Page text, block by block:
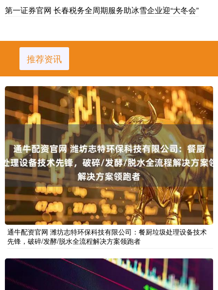
第一证券官网 长春税务全周期服务助冰雪企业迎“大冬会”
推荐资讯
通牛配资官网 潍坊志特环保科技有限公司：餐厨垃圾处理设备技术
先锋，破碎/发酵/脱水全流程解决方案领跑者